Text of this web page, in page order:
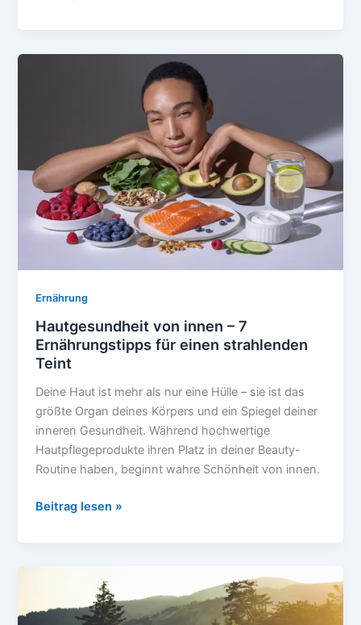
Einfach,
Ernährung
Hautgesundheit von innen – 7
Ernährungstipps für einen strahlenden
Teint
Deine Haut ist mehr als nur eine Hülle – sie ist das
größte Organ deines Körpers und ein Spiegel deiner
inneren Gesundheit. Während hochwertige
Hautpflegeprodukte ihren Platz in deiner Beauty-
Routine haben, beginnt wahre Schönheit von innen.
Hautgesundheit
Ernährungstipps
Beitrag lesen »